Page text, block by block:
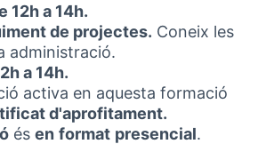
12h a 14h.
de projectes. Coneix les
administració.
a 14h.
activa en aquesta formació
d'aprofitament.
és en format presencial.